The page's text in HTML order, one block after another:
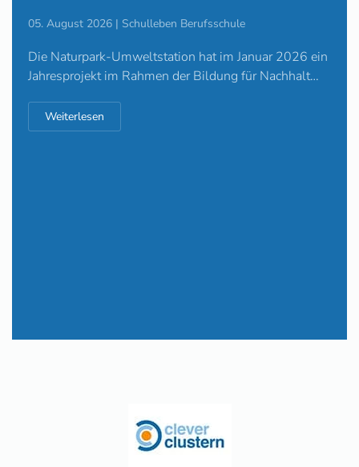
05. August 2026 | Schulleben Berufsschule
Die Naturpark-Umweltstation hat im Januar 2026 ein
Jahresprojekt im Rahmen der Bildung für Nachhalt…
Weiterlesen